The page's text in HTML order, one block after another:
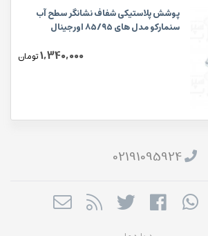
پوشش پلاستیکی شفاف نشانگر سطح آب
سنمارکو مدل های ۸۵/۹۵ اورجینال
1,340,000تومان
02191095924